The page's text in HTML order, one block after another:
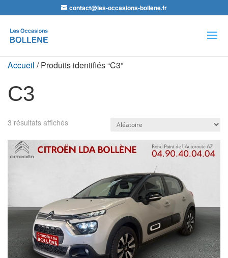
contact@les-occasions-bollene.fr
de
produits
Accueil / Produits identifiés “C3”
C3
3 résultats affichés